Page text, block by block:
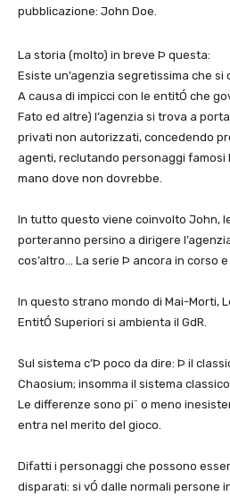
pubblicazione: John Doe.
La storia (molto) in breve Þ questa:
Esiste un’agenzia segretissima che si
A causa di impicci con le entitÓ che
Fato ed altre) l’agenzia si trova a
privati non autorizzati, concedendo
agenti, reclutando personaggi famosi
mano dove non dovrebbe.
In tutto questo viene coinvolto John,
porteranno persino a dirigere
cos’altro… La serie Þ ancora in corso
In questo strano mondo di Mai-Morti,
EntitÓ Superiori si ambienta il GdR.
Sul sistema c’Þ poco da dire: Þ il
Chaosium; insomma il sistema
Le differenze sono pi¨ o meno
entra nel merito del gioco.
Difatti i personaggi che possono
disparati: si vÓ dalle normali persone